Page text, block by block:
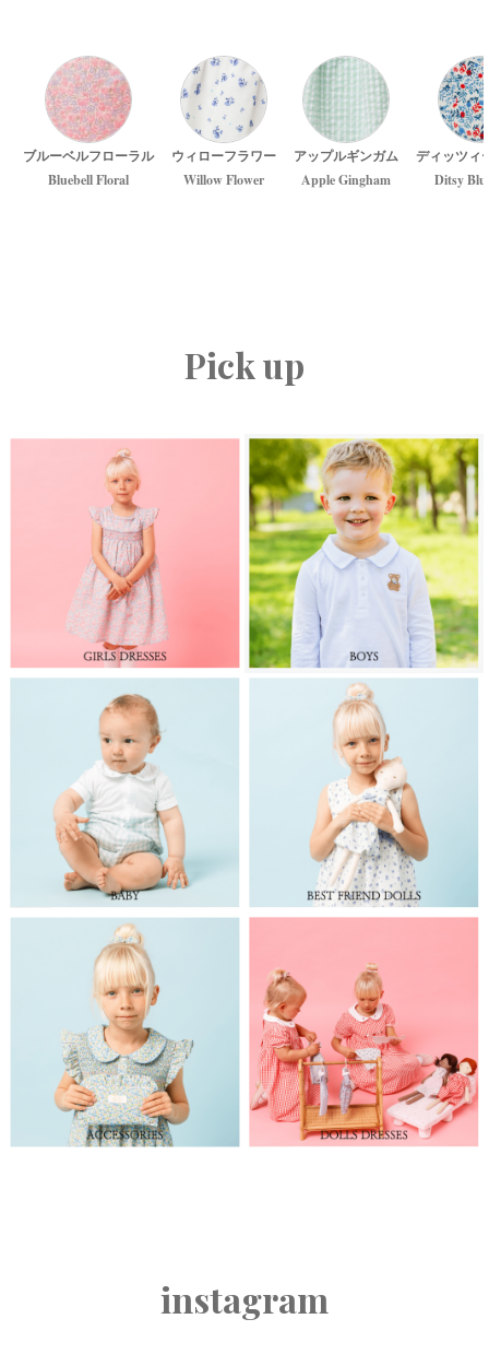
ブルーベルフローラル
Bluebell Floral
ウィローフラワー
Willow Flower
アップルギンガム
Apple Gingham
ディッツィ
Ditsy
Pick up
instagram